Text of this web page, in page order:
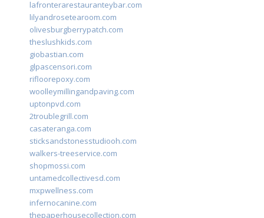
lafronterarestauranteybar.com
lilyandrosetearoom.com
olivesburgberrypatch.com
theslushkids.com
giobastian.com
glpascensori.com
rifloorepoxy.com
woolleymillingandpaving.com
uptonpvd.com
2troublegrill.com
casateranga.com
sticksandstonesstudiooh.com
walkers-treeservice.com
shopmossi.com
untamedcollectivesd.com
mxpwellness.com
infernocanine.com
thepaperhousecollection.com